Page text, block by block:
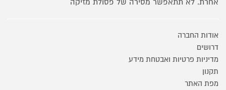
אודות החברה
דרושים
מדיניות פרטיות ואבטחת מידע
תקנון
מפת האתר